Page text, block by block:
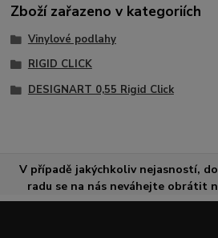
Zboží zařazeno v kategoriích
Vinylové podlahy
RIGID CLICK
DESIGNART 0,55 Rigid Click
V případě jakýchkoliv nejasností,
radu se na nás neváhejte obrátit